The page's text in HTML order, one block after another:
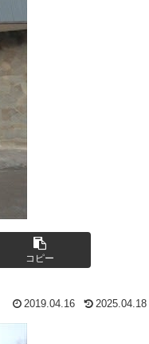
コピー
2019.04.16 2025.04.18